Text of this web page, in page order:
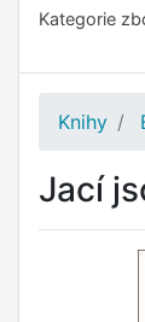
Kategorie
Knihy
Jací